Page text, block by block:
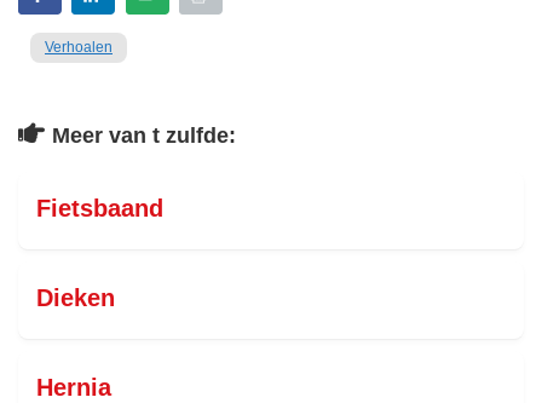
Verhoalen
Meer van t zulfde:
Fietsbaand
Dieken
Hernia